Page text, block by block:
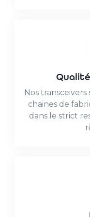
Nos
chaines de
dans le strict